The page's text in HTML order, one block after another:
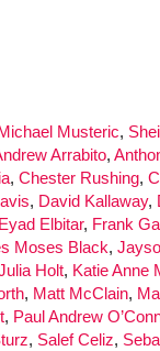
Musteric,
Arrabito,
, Chester Rushing,
, David Kallaway,
Eyad Elbitar, Frank
Moses Black,
Holt, Katie Anne
, Matt McClain,
, Paul Andrew
, Salef Celiz,